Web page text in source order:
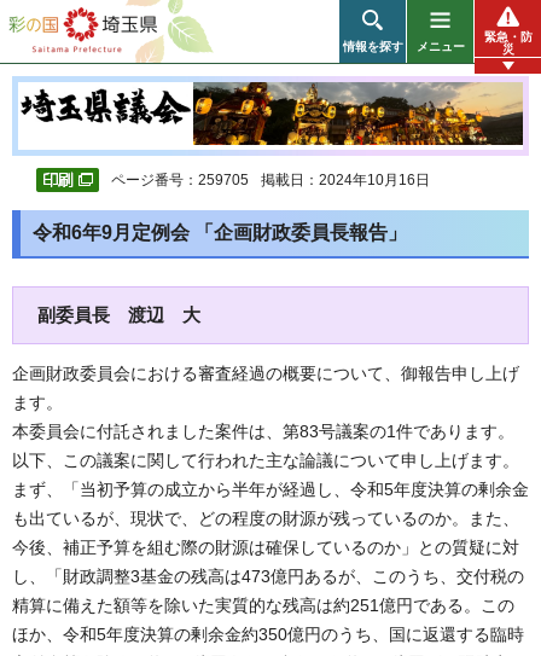
彩の国 埼玉県
情報を探す メニュー
緊急・防
災
ページ番号：259705 掲載日：2024年10月16日
令和6年9月定例会 「企画財政委員長報告」
副委員長 渡辺 大
企画財政委員会における審査経過の概要について、御報告申し上げ
ます。
本委員会に付託されました案件は、第83号議案の1件であります。
以下、この議案に関して行われた主な論議について申し上げます。
まず、「当初予算の成立から半年が経過し、令和5年度決算の剰余金
も出ているが、現状で、どの程度の財源が残っているのか。また、
今後、補正予算を組む際の財源は確保しているのか」との質疑に対
し、「財政調整3基金の残高は473億円あるが、このうち、交付税の
精算に備えた額等を除いた実質的な残高は約251億円である。この
ほか、令和5年度決算の剰余金約350億円のうち、国に返還する臨時